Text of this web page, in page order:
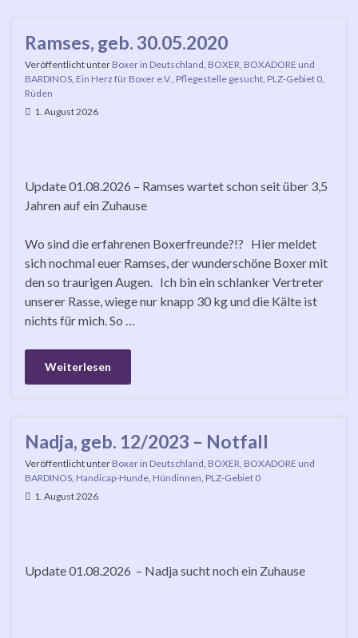
Ramses, geb. 30.05.2020
Veröffentlicht unter Boxer in Deutschland BOXER, BOXADORE und
BARDINOS Ein Herz für Boxer e.V. Pflegestelle gesucht PLZ-Gebiet 0
Rüden
1. August 2026
Update 01.08.2026 – Ramses wartet schon seit über 3,5
Jahren auf ein Zuhause
Wo sind die erfahrenen Boxerfreunde?!? Hier meldet
sich nochmal euer Ramses, der wunderschöne Boxer mit
den so traurigen Augen. Ich bin ein schlanker Vertreter
unserer Rasse, wiege nur knapp 30 kg und die Kälte ist
nichts für mich. So …
Weiterlesen
Nadja, geb. 12/2023 – Notfall
Veröffentlicht unter Boxer in Deutschland BOXER, BOXADORE und
BARDINOS Handicap-Hunde Hündinnen PLZ-Gebiet 0
1. August 2026
Update 01.08.2026 – Nadja sucht noch ein Zuhause